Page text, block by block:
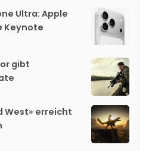
Ultra: Apple
Keynote
gibt
West» erreicht